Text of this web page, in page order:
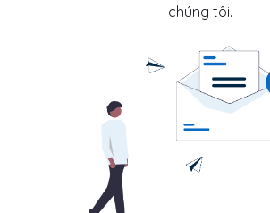
chúng tôi.